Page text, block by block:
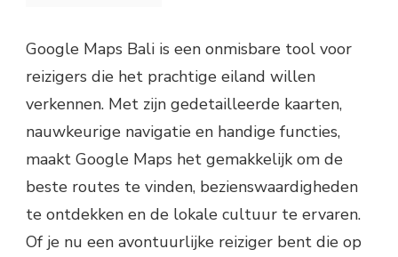
Google Maps Bali is een onmisbare tool voor
reizigers die het prachtige eiland willen
verkennen. Met zijn gedetailleerde kaarten,
nauwkeurige navigatie en handige functies,
maakt Google Maps het gemakkelijk om de
beste routes te vinden, bezienswaardigheden
te ontdekken en de lokale cultuur te ervaren.
Of je nu een avontuurlijke reiziger bent die op